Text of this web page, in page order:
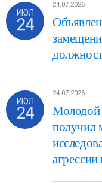
ИЮЛ
24
24.07.2026
ИЮЛ
24
24.07.2026
получил